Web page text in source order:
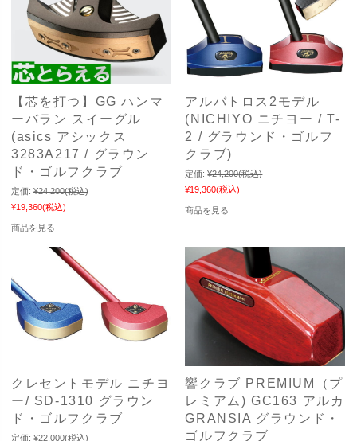
【芯を打つ】GG ハンマ
ーバラン スイーグル
(asics アシックス
3283A217 / グラウン
ド・ゴルフクラブ
定価: ¥24,200(税込)
¥19,360(税込)
商品を見る
アルバトロス2モデル
(NICHIYO ニチヨー / T-
2 / グラウンド・ゴルフ
クラブ)
定価: ¥24,200(税込)
¥19,360(税込)
商品を見る
クレセントモデル ニチヨ
ー/ SD-1310 グラウン
ド・ゴルフクラブ
定価: ¥22,000(税込)
響クラブ PREMIUM（プ
レミアム) GC163 アルカ
GRANSIA グラウンド・
ゴルフクラブ